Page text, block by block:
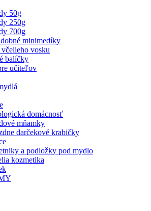
50g
250g
700g
minimedíky
vosku
balíčky
učiteľov
domácnosť
mňamky
darčekové krabičky
a podložky pod mydlo
kozmetika